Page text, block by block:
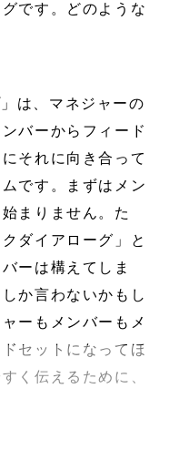
です。どのような
は、マネジャーの
バーからフィード
それに向き合って
です。まずはメン
まりません。た
ダイアローグ」と
ーは構えてしま
か言わないかもし
ーもメンバーもメ
セットになってほ
く伝えるために、